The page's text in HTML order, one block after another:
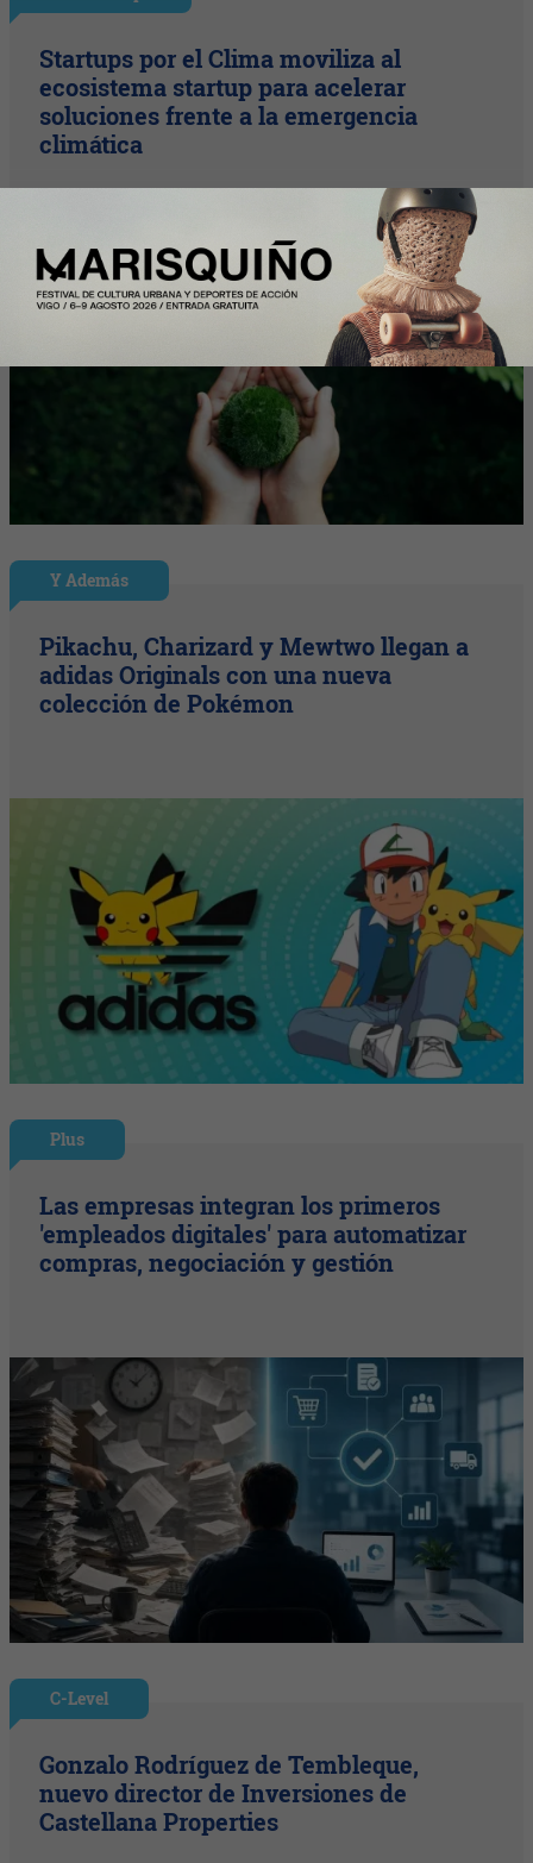
Startups por el Clima moviliza al
ecosistema startup para acelerar
soluciones frente a la emergencia
climática
Y Además
Pikachu, Charizard y Mewtwo llegan a
adidas Originals con una nueva
colección de Pokémon
Plus
Las empresas integran los primeros
'empleados digitales' para automatizar
compras, negociación y gestión
C-Level
Gonzalo Rodríguez de Tembleque,
nuevo director de Inversiones de
Castellana Properties